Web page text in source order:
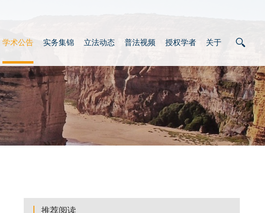
学术公告 实务集锦 立法动态 普法视频 授权学者 关于
推荐阅读